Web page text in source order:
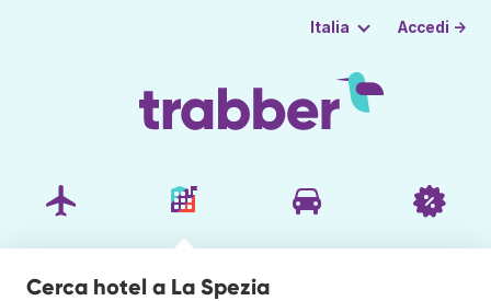
Italia Accedi →
Cerca hotel a La Spezia